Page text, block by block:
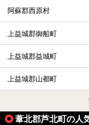
阿蘇郡西原村
上益城郡御船町
上益城郡益城町
上益城郡山都町
葦北郡芦北町の人